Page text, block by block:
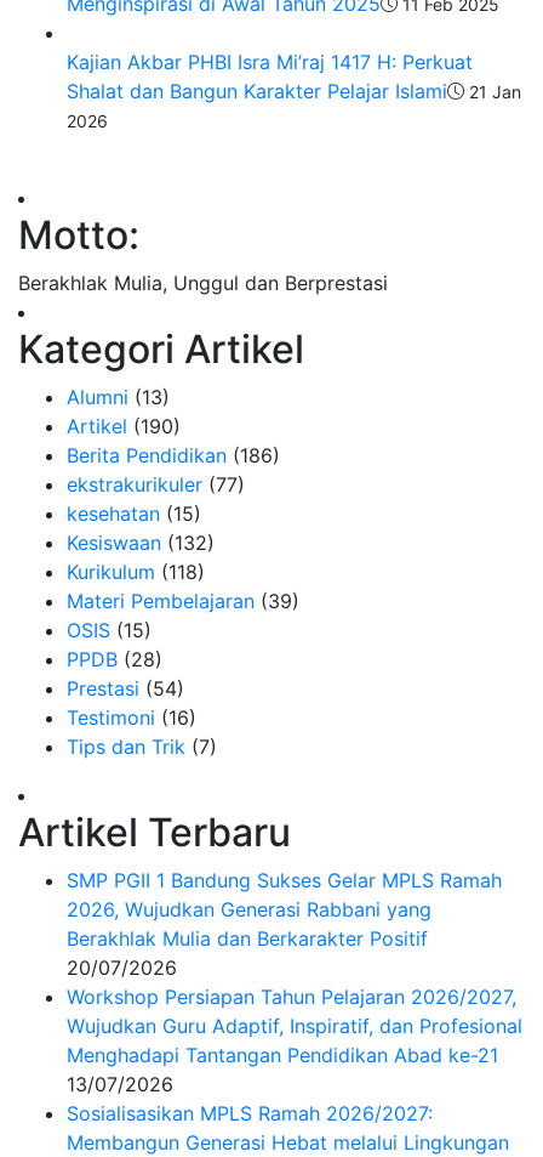
Kajian Akbar PHBI Isra Mi’raj 1417 H: Perkuat
Shalat dan Bangun Karakter Pelajar Islami
21 Jan
2026
Motto:
Berakhlak Mulia, Unggul dan Berprestasi
Kategori Artikel
Alumni (13)
Artikel (190)
Berita Pendidikan (186)
ekstrakurikuler (77)
kesehatan (15)
Kesiswaan (132)
Kurikulum (118)
Materi Pembelajaran (39)
OSIS (15)
PPDB (28)
Prestasi (54)
Testimoni (16)
Tips dan Trik (7)
Artikel Terbaru
SMP PGII 1 Bandung Sukses Gelar MPLS Ramah
2026, Wujudkan Generasi Rabbani yang
Berakhlak Mulia dan Berkarakter Positif
20/07/2026
Workshop Persiapan Tahun Pelajaran 2026/2027,
Wujudkan Guru Adaptif, Inspiratif, dan Profesional
Menghadapi Tantangan Pendidikan Abad ke-21
13/07/2026
Sosialisasikan MPLS Ramah 2026/2027:
Membangun Generasi Hebat melalui Lingkungan